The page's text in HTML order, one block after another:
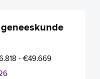
- €49.669